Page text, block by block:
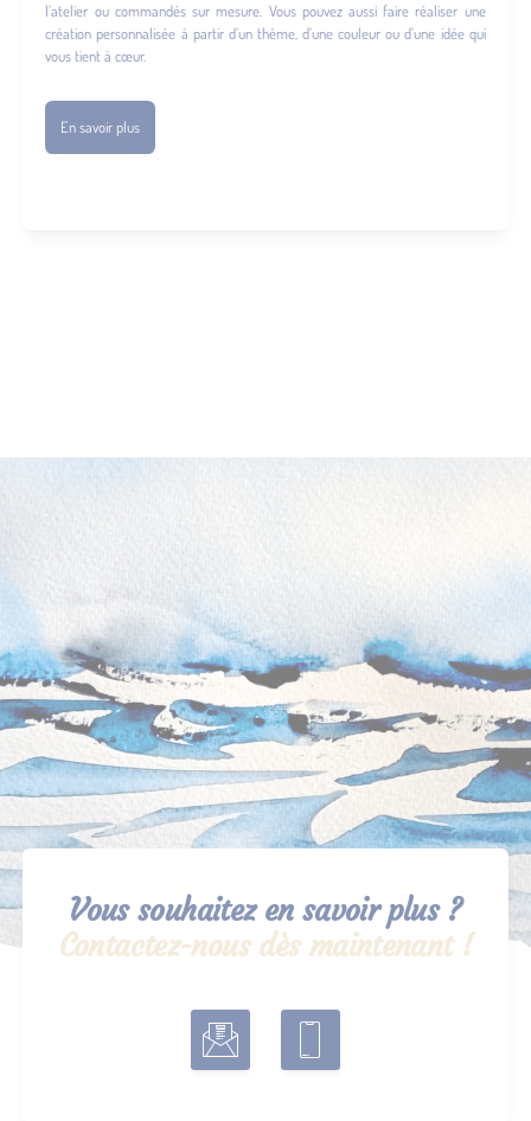
l’atelier ou commandés sur mesure. Vous pouvez aussi faire réaliser une
création personnalisée à partir d’un thème, d’une couleur ou d’une idée qui
vous tient à cœur.
En savoir plus
Vous souhaitez en savoir plus ?
Contactez-nous dès maintenant !